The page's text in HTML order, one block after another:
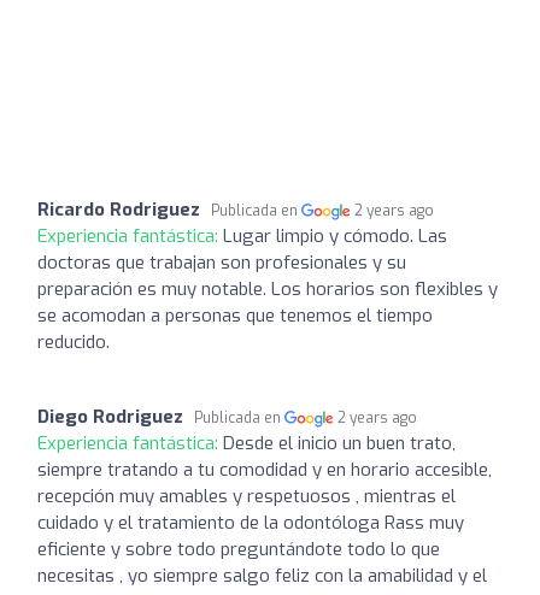
Ricardo Rodriguez Publicada en 2 years ago
Experiencia fantástica: Lugar limpio y cómodo. Las
doctoras que trabajan son profesionales y su
preparación es muy notable. Los horarios son flexibles y
se acomodan a personas que tenemos el tiempo
reducido.
Diego Rodriguez Publicada en 2 years ago
Experiencia fantástica: Desde el inicio un buen trato,
siempre tratando a tu comodidad y en horario accesible,
recepción muy amables y respetuosos , mientras el
cuidado y el tratamiento de la odontóloga Rass muy
eficiente y sobre todo preguntándote todo lo que
necesitas , yo siempre salgo feliz con la amabilidad y el